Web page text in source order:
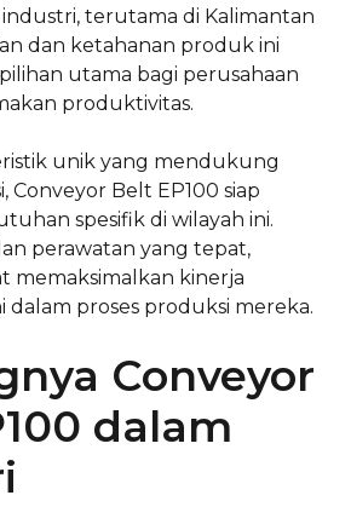
terutama di Kalimantan
dan ketahanan produk ini
utama bagi perusahaan
produktivitas.
unik yang mendukung
Conveyor Belt EP100 siap
spesifik di wilayah ini.
perawatan yang tepat,
memaksimalkan kinerja
dalam proses produksi mereka.
Conveyor
dalam